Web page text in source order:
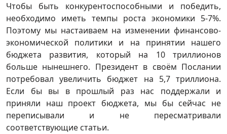
Чтобы быть конкурентоспособными и победить,
необходимо иметь темпы роста экономики 5-7%.
Поэтому мы настаиваем на изменении финансово-
экономической политики и на принятии нашего
бюджета развития, который на 10 триллионов
больше нынешнего. Президент в своём Послании
потребовал увеличить бюджет на 5,7 триллиона.
Если бы вы в прошлый раз нас поддержали и
приняли наш проект бюджета, мы бы сейчас не
переписывали и не пересматривали
соответствующие статьи.